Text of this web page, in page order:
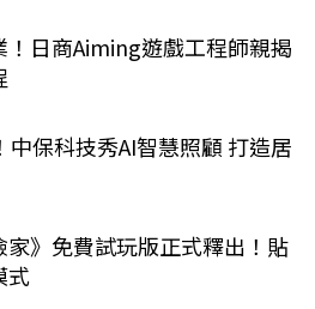
日商Aiming遊戲工程師親揭
保科技秀AI智慧照顧 打造居
》免費試玩版正式釋出！貼
式